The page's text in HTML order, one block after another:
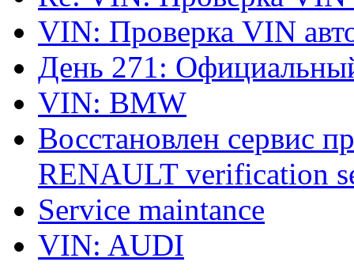
VIN: Проверка VIN
День 271:
VIN: BMW
Восстановлен сервис
RENAULT verification
Service maintance
VIN: AUDI